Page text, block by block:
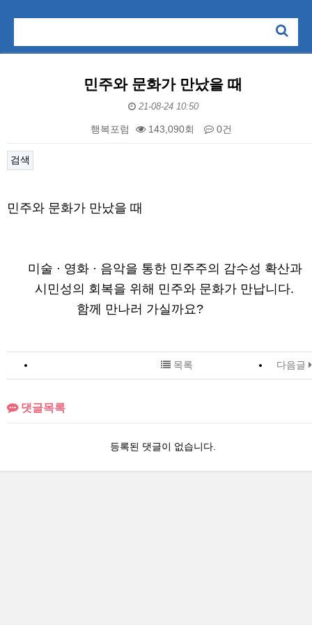
민주와 문화가 만났을 때
21-08-24 10:50
행복포럼 143,090회 0건
검색
민주와 문화가 만났을 때
미술 · 영화 · 음악을 통한 민주주의 감수성 확산과
시민성의 회복을 위해 민주와 문화가 만납니다.
함께 만나러 가실까요?
다음글
목록
댓글목록
등록된 댓글이 없습니다.